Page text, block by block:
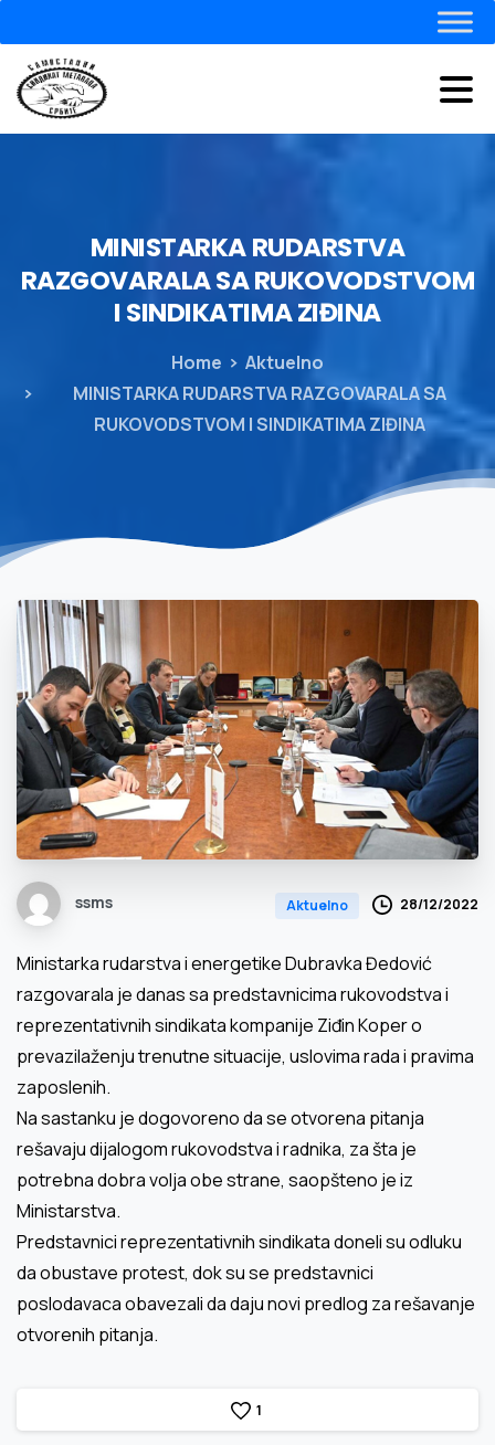
MINISTARKARUDARSTVA
RAZGOVARALASARUKOVODSTVOM
I SINDIKATIMAZIĐINA
Home
Aktuelno
MINISTARKA RUDARSTVA RAZGOVARALA SA
RUKOVODSTVOM I SINDIKATIMA ZIĐINA
ssms Aktuelno 28/12/2022
Ministarka rudarstva i energetike Dubravka Đedović
razgovarala je danas sa predstavnicima rukovodstva i
reprezentativnih sindikata kompanije Ziđin Кoper o
prevazilaženju trenutne situacije, uslovima rada i pravima
zaposlenih.
Na sastanku je dogovoreno da se otvorena pitanja
rešavaju dijalogom rukovodstva i radnika, za šta je
potrebna dobra volja obe strane, saopšteno je iz
Ministarstva.
Predstavnici reprezentativnih sindikata doneli su odluku
da obustave protest, dok su se predstavnici
poslodavaca obavezali da daju novi predlog za rešavanje
otvorenih pitanja.
1